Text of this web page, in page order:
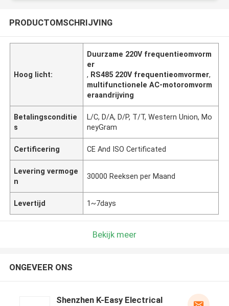
PRODUCTOMSCHRIJVING
Hoog licht:
Duurzame 220V frequentieomvorm
er
, RS485 220V frequentieomvormer,
multifunctionele AC-motoromvorm
eraandrijving
Betalingsconditie
s
L/C, D/A, D/P, T/T, Western Union, Mo
neyGram
Certificering CE And ISO Certificated
Levering vermoge
n
30000 Reeksen per Maand
Levertijd 1~7days
Bekijk meer
ONGEVEER ONS
Shenzhen K-Easy Electrical